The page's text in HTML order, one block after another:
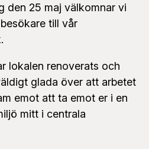
den 25 maj välkomnar vi
till vår
lokalen renoverats och
glada över att arbetet
emot att ta emot er i en
mitt i centrala